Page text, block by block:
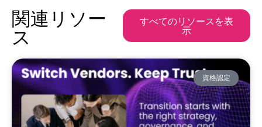
関連リソー
ス
すべてのリソースを表
示
資格認定